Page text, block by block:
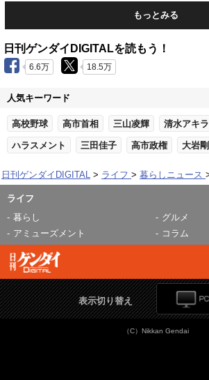
もっとみる
日刊ゲンダイDIGITALを読もう！
6.6万 18.5万
人気キーワード
高校野球 高市首相 三山凌輝 清水アキラ
ハラスメント 三田佳子 高市政権 大岩剛
日刊ゲンダイDIGITAL ライフ 暮らしニュース
ライフ
暮らし
グルメ
アミューズメント
コラム
表示切り替え
（C）Nikkan Gendai